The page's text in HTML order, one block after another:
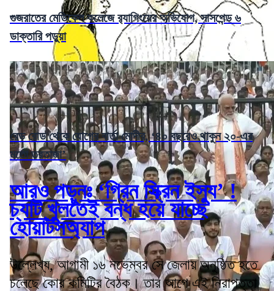
গুজরাতের মেডিকেল কলেজে র‌্যাগিংয়ের অভিযোগ, সাসপেন্ড ৬
ডাক্তারি পড়ুয়া
রেড রোড থেকে যোগের বার্তা মোদীর, ‘৪০ বছরেও থাকুন ২০-এর
মতো তরতাজা’
আরও পড়ুনঃ ‘গ্রিন স্ক্রিন ইস্যু’ !
চ্যাট খুলতেই বন্ধ হয়ে যাচ্ছে
হোয়াটসঅ্যাপ
উল্লেখ্য, আগামী ১৬ নভেম্বর সে জেলায় অনুষ্ঠিত হতে
চলেছে কোর কমিটির বৈঠক। তার আগে এই নিরাপত্তা